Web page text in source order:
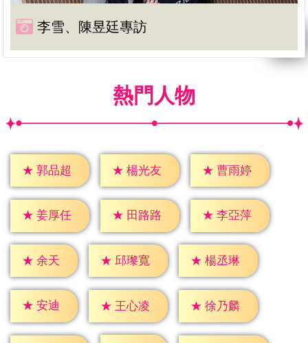
李雪、陳昱廷專訪
熱門人物
★ 郭品超 ★ 楊光友 ★ 曹雨婷
★ 姜厚任 ★ 田路路 ★ 李亞萍
★ 余天 ★ 邱瓈寬 ★ 楊丞琳
★ 安迪 ★ 王心凌 ★ 徐乃麟